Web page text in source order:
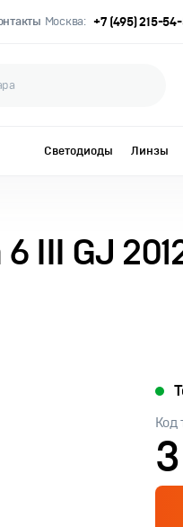
Москва: +7 (495) 215-
Светодиоды Линзы
III GJ
Код